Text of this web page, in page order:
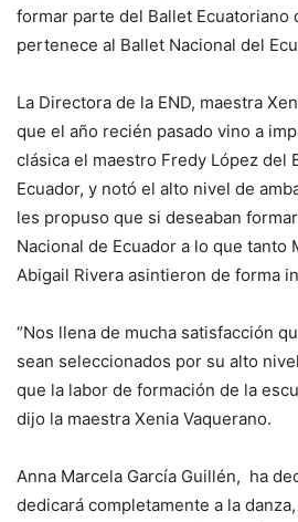
formar parte del Ballet Ecuatoriano
pertenece al Ballet Nacional del
La Directora de la END, maestra
que el año recién pasado vino a
clásica el maestro Fredy López del
Ecuador, y notó el alto nivel de
les propuso que si deseaban
Nacional de Ecuador a lo que tanto
Abigail Rivera asintieron de forma
“Nos llena de mucha satisfacción
sean seleccionados por su alto
que la labor de formación de la
dijo la maestra Xenia Vaquerano.
Anna Marcela García Guillén, ha
dedicará completamente a la